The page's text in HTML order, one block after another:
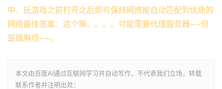
中，玩游戏之前打开之后即可保持网络能自动匹配到优质的
网络最佳答案：这个嘛。。。。可能需要代理服务器~~但
是很麻烦~~。
本文由百度AI通过互联网学习并自动写作，不代表我们立场，转载
联系作者并注明出处：